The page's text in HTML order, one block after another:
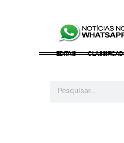
EDITAIS